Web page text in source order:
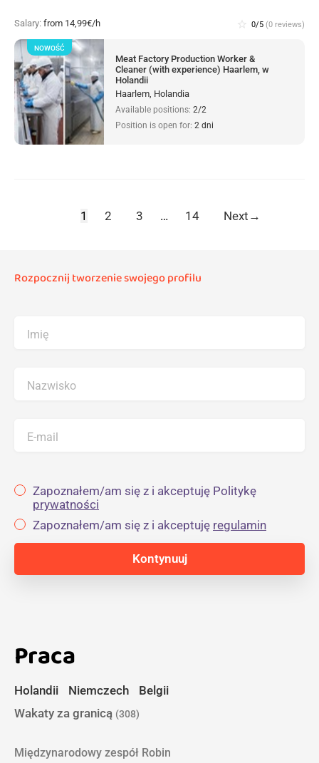
Salary: from 14,99€/h star_border 0/5 (0 reviews)
Meat Factory Production Worker &
Cleaner (with experience) Haarlem, w
Holandii
Haarlem, Holandia
Available positions: 2/2
Position is open for: 2 dni
NOWOŚĆ
1 2 3 … 14 Next →
Rozpocznij tworzenie swojego profilu
Imię
Nazwisko
E-mail
Zapoznałem/am się z i akceptuję Politykę
prywatności
Zapoznałem/am się z i akceptuję regulamin
Praca
Holandii Niemczech
Belgii
Wakaty za granicą (308)
Międzynarodowy zespół Robin